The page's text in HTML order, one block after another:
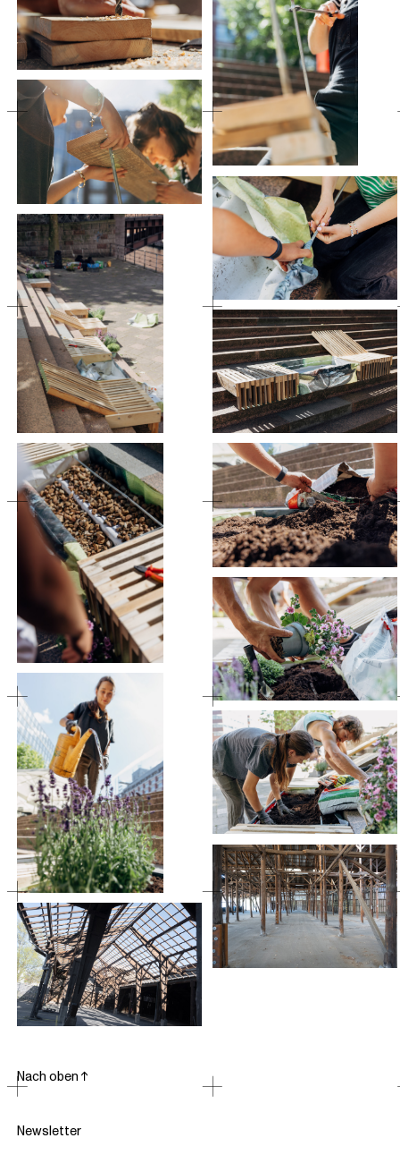
Newsletter
Nach oben ↑